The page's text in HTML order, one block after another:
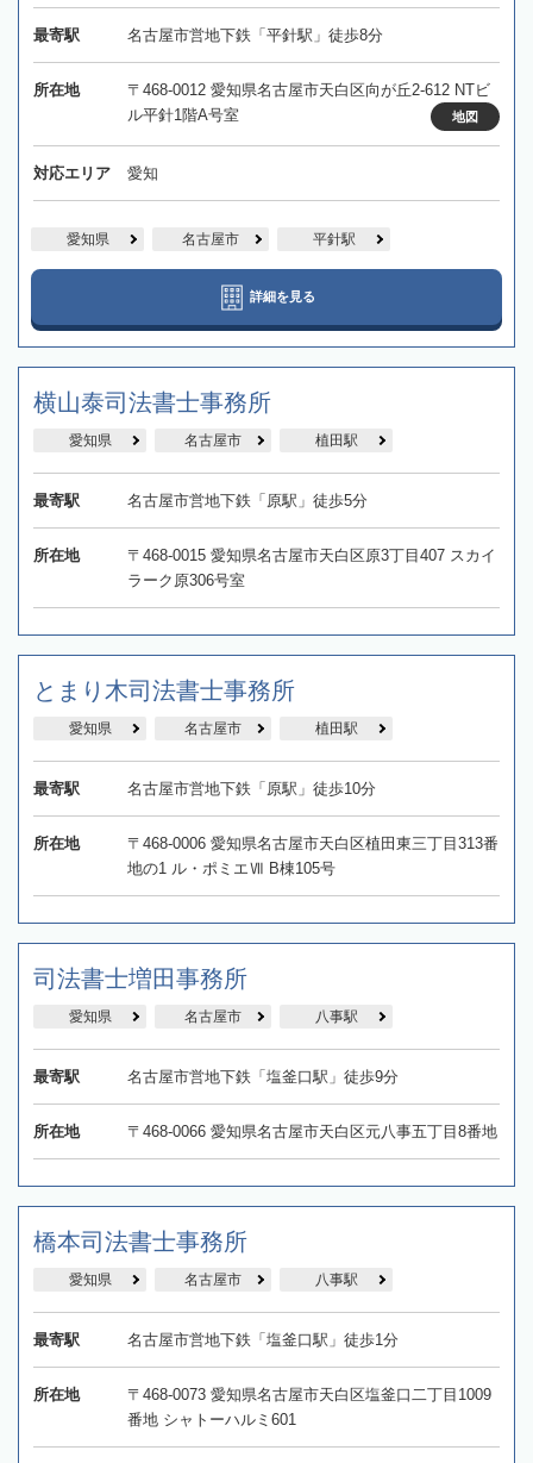
最寄駅 名古屋市営地下鉄「平針駅」徒歩8分
所在地
〒468-0012 愛知県名古屋市天白区向が丘2-612 NTビ
ル平針1階A号室
地図
対応エリア 愛知
愛知県 名古屋市 平針駅
詳細を見る
横山泰司法書士事務所
愛知県 名古屋市 植田駅
最寄駅 名古屋市営地下鉄「原駅」徒歩5分
所在地
〒468-0015 愛知県名古屋市天白区原3丁目407 スカイ
ラーク原306号室
とまり木司法書士事務所
愛知県 名古屋市 植田駅
最寄駅 名古屋市営地下鉄「原駅」徒歩10分
所在地
〒468-0006 愛知県名古屋市天白区植田東三丁目313番
地の1 ル・ポミエⅦ B棟105号
司法書士増田事務所
愛知県 名古屋市 八事駅
最寄駅 名古屋市営地下鉄「塩釜口駅」徒歩9分
所在地 〒468-0066 愛知県名古屋市天白区元八事五丁目8番地
橋本司法書士事務所
愛知県 名古屋市 八事駅
最寄駅 名古屋市営地下鉄「塩釜口駅」徒歩1分
所在地
〒468-0073 愛知県名古屋市天白区塩釜口二丁目1009
番地 シャトーハルミ601